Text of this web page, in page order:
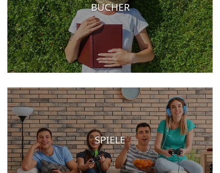
BÜCHER
SPIELE